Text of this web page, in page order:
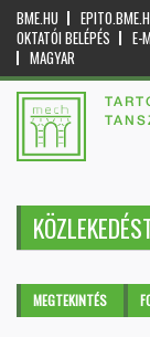
BME.HU
OKTATÓI BELÉPÉS
E-
MAGYAR
Elsődleges
MEGTEKINTÉS (AKTÍV